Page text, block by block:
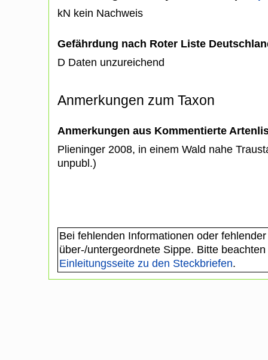
kN kein Nachweis
Gefährdung nach Roter Liste
D Daten unzureichend
Anmerkungen zum Taxon
Anmerkungen aus Kommentierte
Plieninger 2008, in einem Wald nahe
unpubl.)
Bei fehlenden Informationen oder
über-/untergeordnete Sippe. Bitte
Einleitungsseite zu den Steckbriefen.